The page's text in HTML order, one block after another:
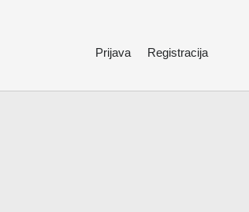
Prijava Registracija